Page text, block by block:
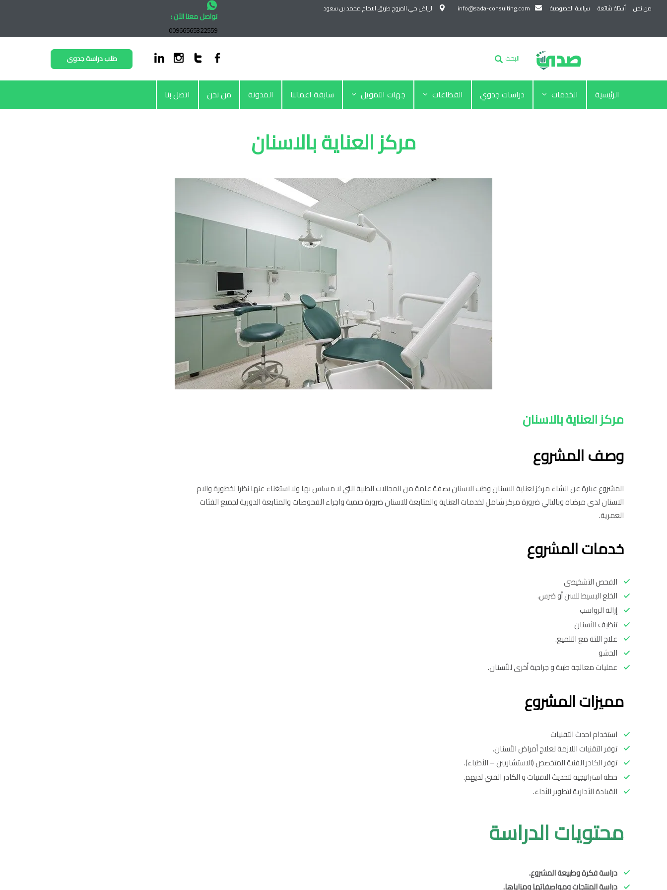
تواصل معنا الآن :
00966565322559
من نحن أسئلة شائعة سياسة الخصوصية info@sada-consulting.com الرياض حي المروج طريق الامام محمد بن سعود
البحث طلب دراسة جدوى
الرئيسية الخدمات دراسات جدوي القطاعات جهات التمويل سابقة اعمالنا المدونة من نحن اتصل بنا
مركز العناية بالاسنان
مركز العناية بالاسنان
وصف المشروع
المشروع عبارة عن انشاء مركز لعناية الاسنان وطب الاسنان بصفة عامة من المجالات الطبية التي لا مساس بها ولا استغناء عنها نظرا لخطورة والام
الاسنان لدى مرضاه وبالتالي ضرورة مركز شامل لخدمات العناية والمتابعة للاسنان ضرورة حتمية واجراء الفحوصات والمتابعة الدورية لجميع الفئات
العمرية.
خدمات المشروع
الفحص التشخيصى
الخلع البسيط للسن أو ضرس.
إزالة الرواسب
تنظيف الأسنان
علاج اللثة مع التلميع.
الحشو
عمليات معالجة طبية و جراحية أخرى للأسنان.
مميزات المشروع
استخدام احدث التقنيات
توفر التقنيات اللازمة لعلاج أمراض الأسنان.
توفر الكادر الفنية المتخصص (الاستشاريين – الأطباء).
خطة استراتيجية لتحديث التقنيات و الكادر الفني لديهم.
القيادة الأدارية لتطوير الأداء.
محتويات الدراسة
دراسة فكرة وطبيعة المشروع.
دراسة المنتجات ومواصفاتها ومزاياها.